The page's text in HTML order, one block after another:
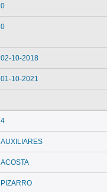
0
0
02-10-2018
01-10-2021
4
AUXILIARES
ACOSTA
PIZARRO